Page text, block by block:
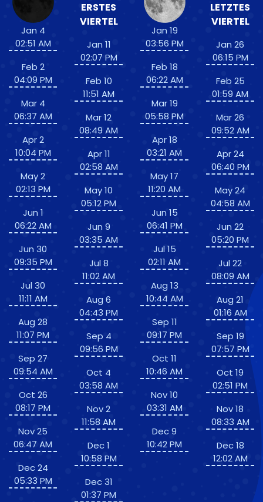
Jan 4
02:51 AM
Feb 2
04:09 PM
Mar 4
06:37 AM
Apr 2
10:04 PM
May 2
02:13 PM
Jun 1
06:22 AM
Jun 30
09:35 PM
Jul 30
11:11 AM
Aug 28
11:07 PM
Sep 27
09:54 AM
Oct 26
08:17 PM
Nov 25
06:47 AM
Dec 24
05:33 PM
ERSTES
VIERTEL
Jan 11
02:07 PM
Feb 10
11:51 AM
Mar 12
08:49 AM
Apr 11
02:58 AM
May 10
05:12 PM
Jun 9
03:35 AM
Jul 8
11:02 AM
Aug 6
04:43 PM
Sep 4
09:56 PM
Oct 4
03:58 AM
Nov 2
11:58 AM
Dec 1
10:58 PM
Dec 31
01:37 PM
Jan 19
03:56 PM
Feb 18
06:22 AM
Mar 19
05:58 PM
Apr 18
03:21 AM
May 17
11:20 AM
Jun 15
06:41 PM
Jul 15
02:11 AM
Aug 13
10:44 AM
Sep 11
09:17 PM
Oct 11
10:46 AM
Nov 10
03:31 AM
Dec 9
10:42 PM
LETZTES
VIERTEL
Jan 26
06:15 PM
Feb 25
01:59 AM
Mar 26
09:52 AM
Apr 24
06:40 PM
May 24
04:58 AM
Jun 22
05:20 PM
Jul 22
08:09 AM
Aug 21
01:16 AM
Sep 19
07:57 PM
Oct 19
02:51 PM
Nov 18
08:33 AM
Dec 18
12:02 AM